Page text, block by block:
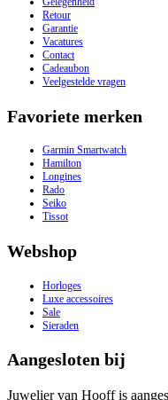
Retour
Garantie
Vacatures
Contact
Cadeaubon
Veelgestelde vragen
Favoriete merken
Garmin Smartwatch
Hamilton
Longines
Rado
Seiko
Tissot
Webshop
Horloges
Luxe accessoires
Sale
Sieraden
Aangesloten bij
Juwelier van Hooff is